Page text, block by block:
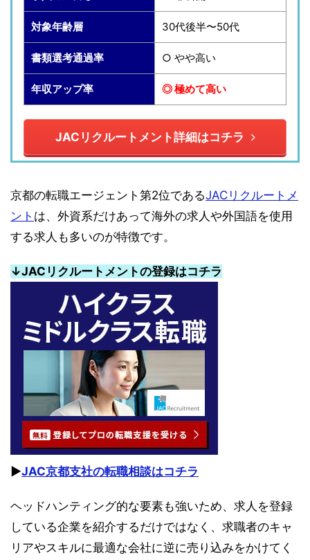
対象年齢層 30代後半〜50代
書類選考通過率 ○ やや高い
年収アップ率 ◎ 極めて高い
JACリクルートメント詳細はコチラ
京都の転職エージェント第2位であるJACリクルートメ
ント は、外資系だけあって海外の求人や外国語を使用
する求人も多いのが特徴です。
↓JACリクルートメントの登録はコチラ
▶︎JAC京都支社の転職相談はコチラ
ヘッドハンティング的な要素も強いため、求人を登録
している企業を紹介するだけではなく、求職者のキャ
リアやスキルに最適な会社に逆に売り込みをかけてく